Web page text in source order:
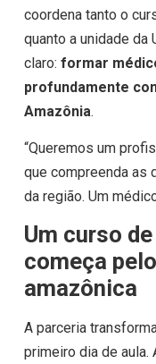
coordena tanto o
quanto a unidade da
claro: formar
profundamente
Amazônia.
“Queremos um
que compreenda as
da região. Um
Um curso
começa
amazônica
A parceria
primeiro dia de aula.